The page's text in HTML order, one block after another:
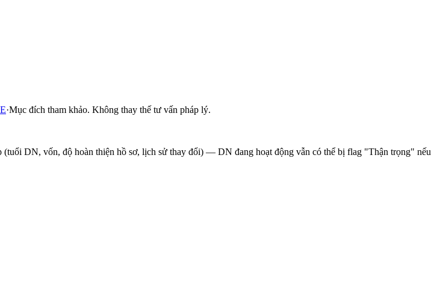
·Mục đích tham khảo. Không thay thế tư vấn pháp lý.
(tuổi DN, vốn, độ hoàn thiện hồ sơ, lịch sử thay đổi) — DN đang hoạt động vẫn có thể bị flag "Thận trọng" nếu